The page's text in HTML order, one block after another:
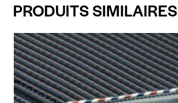
PRODUITS SIMILAIRES